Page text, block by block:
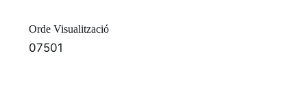
Orde Visualització
07501